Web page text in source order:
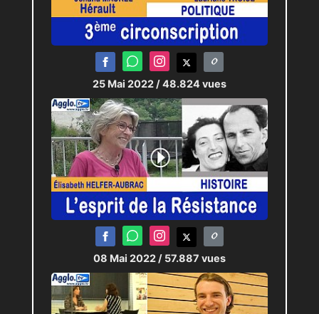
25 Mai 2022 / 48.824 vues
08 Mai 2022 / 57.887 vues